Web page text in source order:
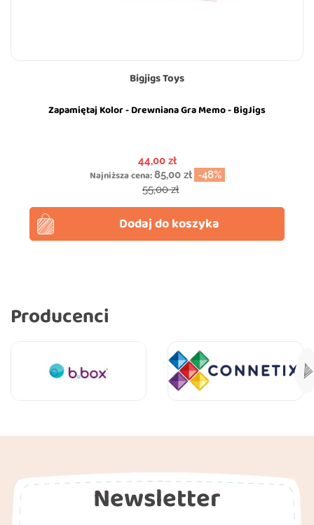
Bigjigs Toys
Zapamiętaj Kolor - Drewniana Gra Memo - BigJigs
Cena
44,00 zł
Najniższa cena:85,00 zł -48%
Cena podstawowa
55,00 zł
Dodaj do koszyka
Producenci
Newsletter